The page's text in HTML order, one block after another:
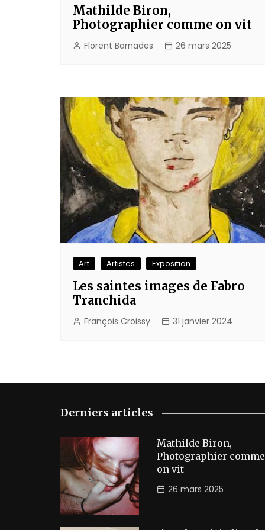
Mathilde Biron,
Photographier comme on vit
Florent Barnades 26 mars 2025
Art Artistes Exposition
Les saintes images de Fabro
Tranchida
François Croissy 31 janvier 2024
Derniers articles
Mathilde Biron,
Photographier comme
on vit
26 mars 2025